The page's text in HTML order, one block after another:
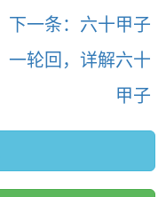
下一条：六十甲子
一轮回，详解六十
甲子